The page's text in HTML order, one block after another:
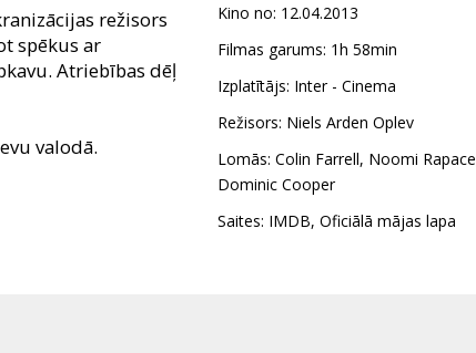
režisors
spēkus ar
Atriebības dēļ
valodā.
Kino no: 12.04.2013
Filmas garums: 1h 58min
Izplatītājs: Inter - Cinema
Režisors: Niels Arden Oplev
Lomās: Colin Farrell, Noomi Rapace
Dominic Cooper
Saites: IMDB, Oficiālā mājas lapa